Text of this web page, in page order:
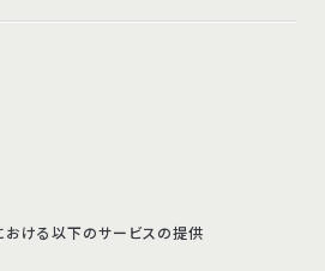
おける以下のサービスの提供